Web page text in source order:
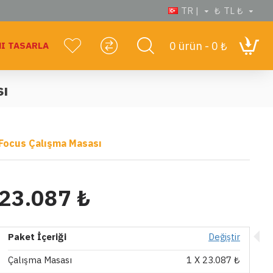
TR | ₺ TL ₺
TASARLA 0 ürün - 0 ₺
Çalışma Masası
₺
Paket İçeriği
Değiştir
Çalışma Masası
1 X 23.087 ₺